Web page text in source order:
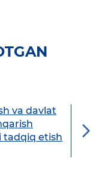
va davlat
tadqiq etish